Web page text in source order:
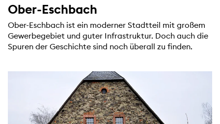
Ober-Eschbach
Ober-Eschbach ist ein moderner Stadtteil mit großem
Gewerbegebiet und guter Infrastruktur. Doch auch die
Spuren der Geschichte sind noch überall zu finden.